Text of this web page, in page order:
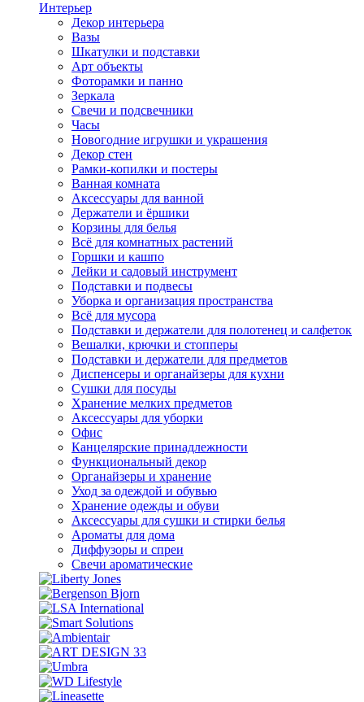
Интерьер
Декор интерьера
Вазы
Шкатулки и подставки
Арт объекты
Фоторамки и панно
Зеркала
Свечи и подсвечники
Часы
Новогодние игрушки и украшения
Декор стен
Рамки-копилки и постеры
Ванная комната
Аксессуары для ванной
Держатели и ёршики
Корзины для белья
Всё для комнатных растений
Горшки и кашпо
Лейки и садовый инструмент
Подставки и подвесы
Уборка и организация пространства
Всё для мусора
Подставки и держатели для полотенец и салфеток
Вешалки, крючки и стопперы
Подставки и держатели для предметов
Диспенсеры и органайзеры для кухни
Сушки для посуды
Хранение мелких предметов
Аксессуары для уборки
Офис
Канцелярские принадлежности
Функциональный декор
Органайзеры и хранение
Уход за одеждой и обувью
Хранение одежды и обуви
Аксессуары для сушки и стирки белья
Ароматы для дома
Диффузоры и спреи
Свечи ароматические